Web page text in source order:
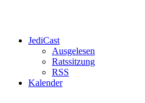
JediCast
Ausgelesen
Ratssitzung
RSS
Kalender